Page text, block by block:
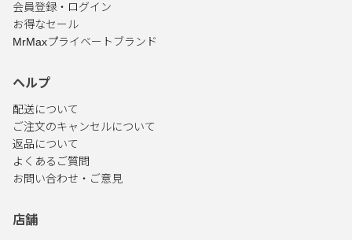
会員登録・ログイン
お得なセール
MrMaxプライベートブランド
ヘルプ
配送について
ご注文のキャンセルについて
返品について
よくあるご質問
お問い合わせ・ご意見
店舗